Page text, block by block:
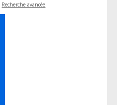
Recherche avancée